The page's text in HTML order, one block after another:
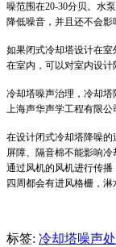
噪范围在20-30分贝。水
降低噪音，并且还不会影
如果闭式冷却塔设计在
在室内，可以对室内设计
冷却塔噪声治理，冷却塔
上海声华声学工程有限公
在设计闭式冷却塔降噪
屏障、隔音棉不能影响
通过风机的风机进行传
四周都会有进风格栅，
标签: 冷却塔噪声